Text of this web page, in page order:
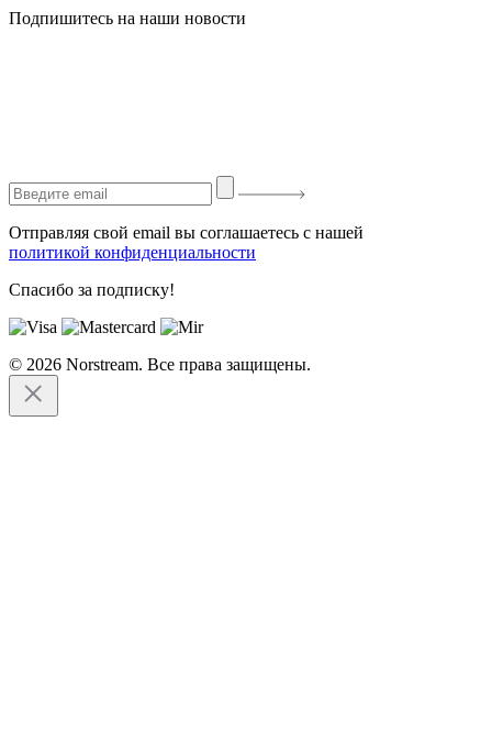
Подпишитесь на наши новости
Отправляя свой email вы соглашаетесь с нашей
политикой конфиденциальности
Спасибо за подписку!
© 2026 Norstream. Все права защищены.